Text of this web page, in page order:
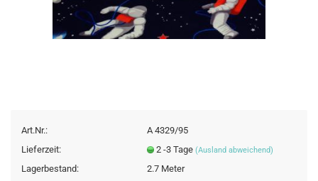
Art.Nr.:
A 4329/95
Lieferzeit:
2 -3 Tage (Ausland abweichend)
Lagerbestand: 2.7 Meter